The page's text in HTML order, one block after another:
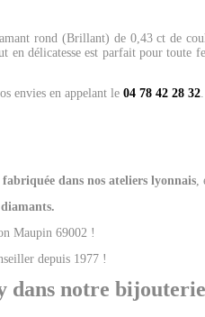
rond (Brillant) de 0,43 ct de
en délicatesse est parfait pour toute
envies en appelant le 04 78 42 28 32
fabriquée dans nos ateliers lyonnais,
Maupin 69002 !
depuis 1977 !
dans notre